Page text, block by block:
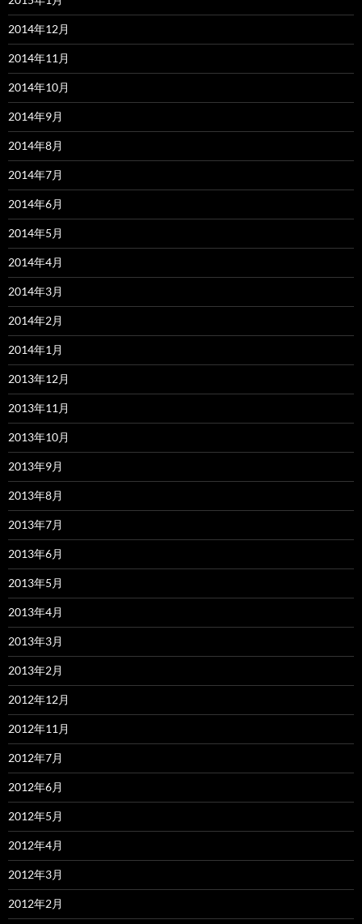
2014年12月
2014年11月
2014年10月
2014年9月
2014年8月
2014年7月
2014年6月
2014年5月
2014年4月
2014年3月
2014年2月
2014年1月
2013年12月
2013年11月
2013年10月
2013年9月
2013年8月
2013年7月
2013年6月
2013年5月
2013年4月
2013年3月
2013年2月
2012年12月
2012年11月
2012年7月
2012年6月
2012年5月
2012年4月
2012年3月
2012年2月